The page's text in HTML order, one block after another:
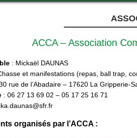
ACCA – Association
: Mickaël DAUNAS
et manifestations (repas, ball trap,
rue de l’Abadaire – 17620 La Gripperie-
: 06 27 13 69 02 – 05 17 25 16 71
organisés par l’ACCA :